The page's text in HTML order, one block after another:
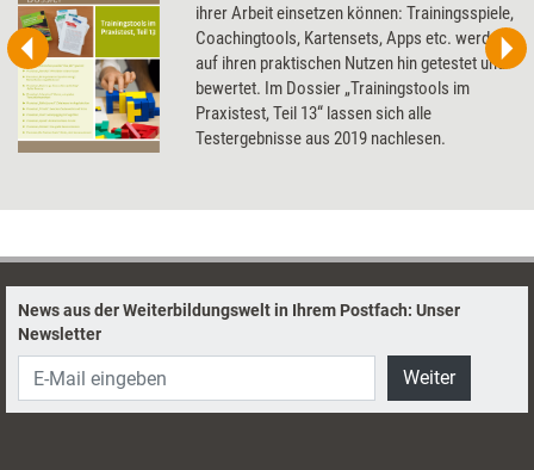
ihrer Arbeit einsetzen können: Trainingsspiele,
Coachingtools, Kartensets, Apps etc. werden
auf ihren praktischen Nutzen hin getestet und
bewertet. Im Dossier „Trainingstools im
Praxistest, Teil 13“ lassen sich alle
Testergebnisse aus 2019 nachlesen.
News aus der Weiterbildungswelt in Ihrem Postfach: Unser
Newsletter
Weiter